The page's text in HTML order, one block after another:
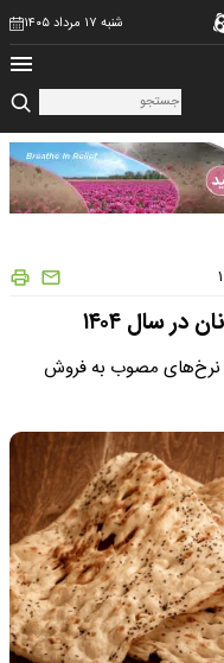
شنبه ۱۷ مرداد ۱۴۰۵
سال ۱۴۰۴
از نرخ‌های مصوب به فروش